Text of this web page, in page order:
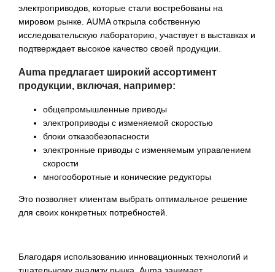
электроприводов, которые стали востребованы на
мировом рынке. AUMA открыла собственную
исследовательскую лабораторию, участвует в выставках и
подтверждает высокое качество своей продукции.
Auma предлагает широкий ассортимент
продукции, включая, например:
общепромышленные приводы
электроприводы с изменяемой скоростью
блоки отказобезопасности
электронные приводы с изменяемым управлением
скорости
многооборотные и конические редукторы
Это позволяет клиентам выбрать оптимальное решение
для своих конкретных потребностей.
Благодаря использованию инновационных технологий и
тщательному анализу рынка, Auma занимает